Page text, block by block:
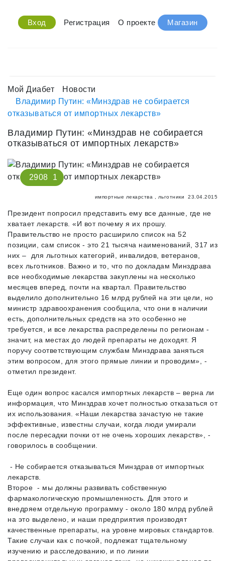
Вход Регистрация О проекте Магазин
Мой Диабет
Новости
Владимир Путин: «Минздрав не собирается
отказываться от импортных лекарств»
Владимир Путин: «Минздрав не собирается
отказываться от импортных лекарств»
2908 1
импортные лекарства льготники 23.04.2015
Президент попросил представить ему все данные, где не
хватает лекарств. «И вот почему я их прошу.
Правительство не просто расширило список на 52
позиции, сам список - это 21 тысяча наименований, 317 из
них – для льготных категорий, инвалидов, ветеранов,
всех льготников. Важно и то, что по докладам Минздрава
все необходимые лекарства закуплены на несколько
месяцев вперед, почти на квартал. Правительство
выделило дополнительно 16 млрд рублей на эти цели, но
министр здравоохранения сообщила, что они в наличии
есть, дополнительных средств на это особенно не
требуется, и все лекарства распределены по регионам -
значит, на местах до людей препараты не доходят. Я
поручу соответствующим службам Минздрава заняться
этим вопросом, для этого прямые линии и проводим», -
отметил президент.
Еще один вопрос касался импортных лекарств – верна ли
информация, что Минздрав хочет полностью отказаться от
их использования. «Наши лекарства зачастую не такие
эффективные, известны случаи, когда люди умирали
после пересадки почки от не очень хороших лекарств», -
говорилось в сообщении.
- Не собирается отказываться Минздрав от импортных
лекарств.
Второе - мы должны развивать собственную
фармакологическую промышленность. Для этого и
внедряем отдельную программу - около 180 млрд рублей
на это выделено, и наши предприятия производят
качественные препараты, на уровне мировых стандартов.
Такие случаи как с почкой, подлежат тщательному
изучению и расследованию, и по линии